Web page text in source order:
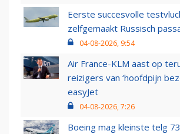
Eerste succesvolle
zelfgemaakt Russisch
04-08-2026, 9:54
Air France-KLM aast op
reizigers van ‘hoofdpijn
easyJet
04-08-2026, 7:26
Boeing mag kleinste telg